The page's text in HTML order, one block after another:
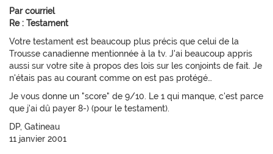
Par courriel
Re : Testament
Votre testament est beaucoup plus précis que celui de la
Trousse canadienne mentionnée à la tv. J'ai beaucoup appris
aussi sur votre site à propos des lois sur les conjoints de fait. Je
n'étais pas au courant comme on est pas protégé…
Je vous donne un "score" de 9/10. Le 1 qui manque, c'est parce
que j'ai dû payer 8-) (pour le testament).
DP, Gatineau
11 janvier 2001